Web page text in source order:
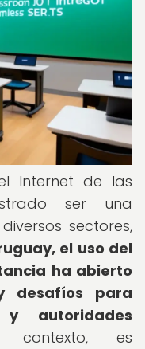
Internet de las
ser una
sectores,
el uso del
ha abierto
desafíos para
y autoridades
es